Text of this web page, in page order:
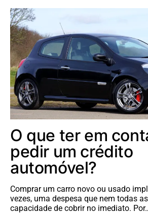
O que ter em
pedir um crédito
automóvel?
Comprar um carro novo ou usado
vezes, uma despesa que nem todas
capacidade de cobrir no imediato.